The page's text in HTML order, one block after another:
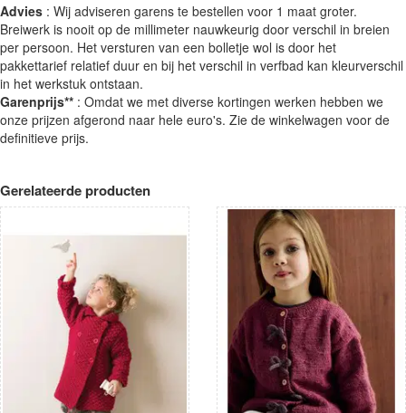
Advies : Wij adviseren garens te bestellen voor 1 maat groter.
Breiwerk is nooit op de millimeter nauwkeurig door verschil in breien
per persoon. Het versturen van een bolletje wol is door het
pakkettarief relatief duur en bij het verschil in verfbad kan kleurverschil
in het werkstuk ontstaan.
Garenprijs** : Omdat we met diverse kortingen werken hebben we
onze prijzen afgerond naar hele euro's. Zie de winkelwagen voor de
definitieve prijs.
Gerelateerde producten